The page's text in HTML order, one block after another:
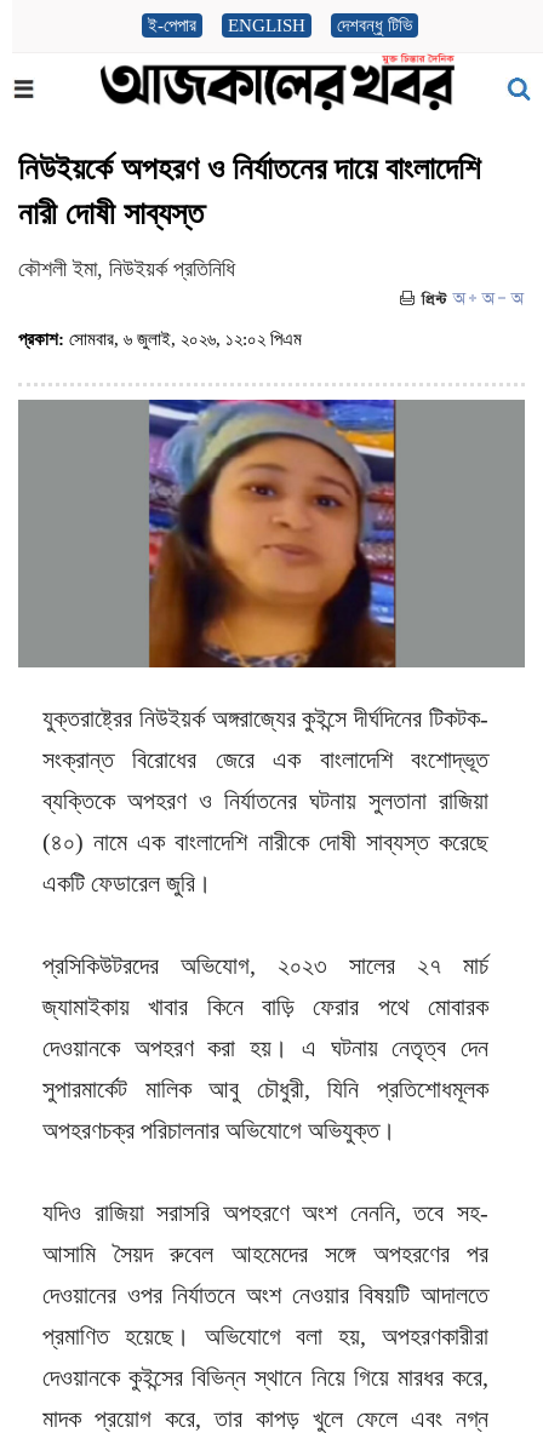
ই-পেপার ENGLISH দেশবন্ধু টিভি
নিউইয়র্কে অপহরণ ও নির্যাতনের দায়ে বাংলাদেশি
নারী দোষী সাব্যস্ত
কৌশলী ইমা, নিউইয়র্ক প্রতিনিধি
প্রকাশ: সোমবার, ৬ জুলাই, ২০২৬, ১২:০২ পিএম
যুক্তরাষ্ট্রের নিউইয়র্ক অঙ্গরাজ্যের কুইন্সে দীর্ঘদিনের টিকটক-
সংক্রান্ত বিরোধের জেরে এক বাংলাদেশি বংশোদ্ভূত
ব্যক্তিকে অপহরণ ও নির্যাতনের ঘটনায় সুলতানা রাজিয়া
(৪০) নামে এক বাংলাদেশি নারীকে দোষী সাব্যস্ত করেছে
একটি ফেডারেল জুরি।
প্রসিকিউটরদের অভিযোগ, ২০২৩ সালের ২৭ মার্চ
জ্যামাইকায় খাবার কিনে বাড়ি ফেরার পথে মোবারক
দেওয়ানকে অপহরণ করা হয়। এ ঘটনায় নেতৃত্ব দেন
সুপারমার্কেট মালিক আবু চৌধুরী, যিনি প্রতিশোধমূলক
অপহরণচক্র পরিচালনার অভিযোগে অভিযুক্ত।
যদিও রাজিয়া সরাসরি অপহরণে অংশ নেননি, তবে সহ-
আসামি সৈয়দ রুবেল আহমেদের সঙ্গে অপহরণের পর
দেওয়ানের ওপর নির্যাতনে অংশ নেওয়ার বিষয়টি আদালতে
প্রমাণিত হয়েছে। অভিযোগে বলা হয়, অপহরণকারীরা
দেওয়ানকে কুইন্সের বিভিন্ন স্থানে নিয়ে গিয়ে মারধর করে,
মাদক প্রয়োগ করে, তার কাপড় খুলে ফেলে এবং নগ্ন